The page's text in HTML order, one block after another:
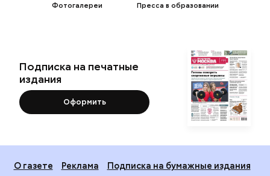
Фотогалереи
Пресса в образовании
Подписка на печатные
издания
Оформить
О газете Реклама
Подписка на бумажные издания